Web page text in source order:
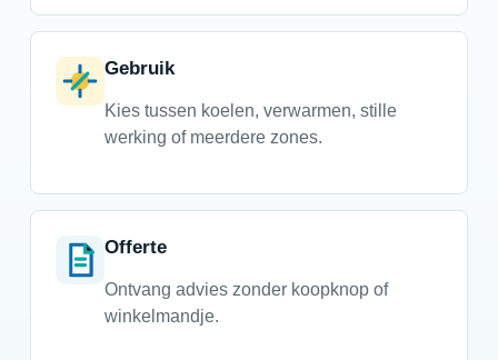
Gebruik
Kies tussen koelen, verwarmen, stille
werking of meerdere zones.
Offerte
Ontvang advies zonder koopknop of
winkelmandje.